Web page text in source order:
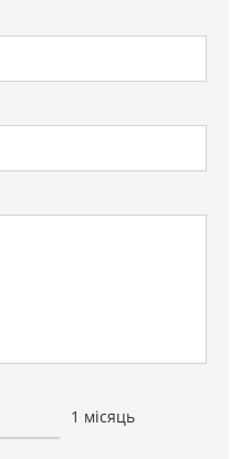
1 місяць